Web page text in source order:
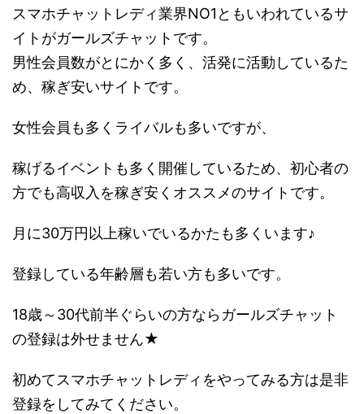
スマホチャットレディ業界NO1ともいわれているサ
イトがガールズチャットです。
男性会員数がとにかく多く、活発に活動しているた
め、稼ぎ安いサイトです。
女性会員も多くライバルも多いですが、
稼げるイベントも多く開催しているため、初心者の
方でも高収入を稼ぎ安くオススメのサイトです。
月に30万円以上稼いでいるかたも多くいます♪
登録している年齢層も若い方も多いです。
18歳～30代前半ぐらいの方ならガールズチャット
の登録は外せません★
初めてスマホチャットレディをやってみる方は是非
登録をしてみてください。